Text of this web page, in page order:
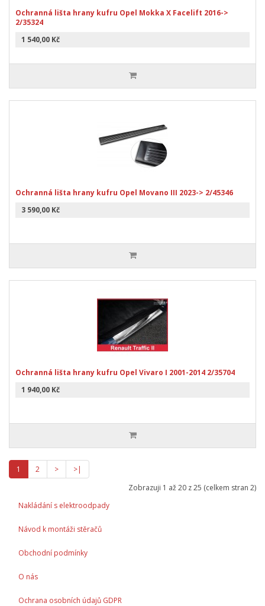
Ochranná lišta hrany kufru Opel Mokka X Facelift 2016->
2/35324
1 540,00 Kč
Ochranná lišta hrany kufru Opel Movano III 2023-> 2/45346
3 590,00 Kč
Ochranná lišta hrany kufru Opel Vivaro I 2001-2014 2/35704
1 940,00 Kč
1 2 >
>|
Zobrazuji 1 až 20 z 25 (celkem stran 2)
Nakládání s elektroodpady
Návod k montáži stěračů
Obchodní podmínky
O nás
Ochrana osobních údajů GDPR